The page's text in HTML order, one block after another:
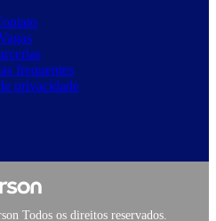
frequentes
privacidade
Todos os direitos reservados.